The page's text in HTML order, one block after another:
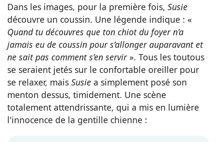
Dans les images, pour la première fois, Susie
découvre un coussin. Une légende indique : «
Quand tu découvres que ton chiot du foyer n’a
jamais eu de coussin pour s’allonger auparavant et
ne sait pas comment s’en servir». Tous les toutous
se seraient jetés sur le confortable oreiller pour
se relaxer, mais Susie a simplement posé son
menton dessus, timidement. Une scène
totalement attendrissante, qui a mis en lumière
l'innocence de la gentille chienne :